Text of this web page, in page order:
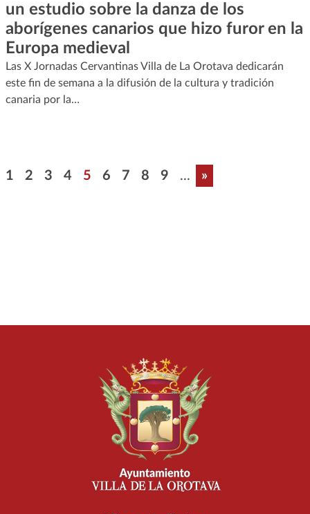
un estudio sobre la danza de los
aborígenes canarios que hizo furor en la
Europa medieval
Las X Jornadas Cervantinas Villa de La Orotava dedicarán
este fin de semana a la difusión de la cultura y tradición
canaria por la…
Paginación
Página
1 Página
2 Página
3 Página
4 Página
5 Página
6 Página
7 Página
8 Página
9 ... Última página
»